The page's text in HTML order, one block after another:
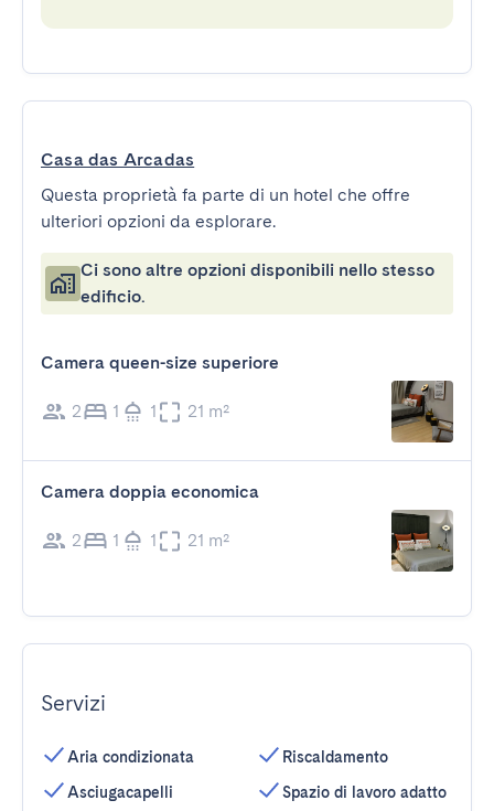
Casa das Arcadas
Questa proprietà fa parte di un hotel che offre
ulteriori opzioni da esplorare.
Ci sono altre opzioni disponibili nello stesso
edificio.
Camera queen-size superiore
2 1 1 21 m²
Camera doppia economica
2 1 1 21 m²
Servizi
Aria condizionata
Asciugacapelli
Riscaldamento
Spazio di lavoro adatto